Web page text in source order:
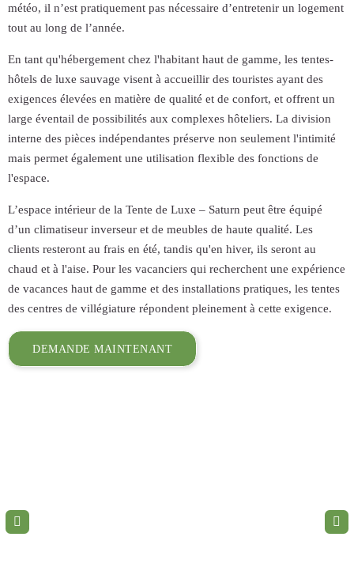
météo, il n’est pratiquement pas nécessaire d’entretenir un logement
tout au long de l’année.
En tant qu'hébergement chez l'habitant haut de gamme, les tentes-
hôtels de luxe sauvage visent à accueillir des touristes ayant des
exigences élevées en matière de qualité et de confort, et offrent un
large éventail de possibilités aux complexes hôteliers. La division
interne des pièces indépendantes préserve non seulement l'intimité
mais permet également une utilisation flexible des fonctions de
l'espace.
L’espace intérieur de la Tente de Luxe – Saturn peut être équipé
d’un climatiseur inverseur et de meubles de haute qualité. Les
clients resteront au frais en été, tandis qu'en hiver, ils seront au
chaud et à l'aise. Pour les vacanciers qui recherchent une expérience
de vacances haut de gamme et des installations pratiques, les tentes
des centres de villégiature répondent pleinement à cette exigence.
DEMANDE MAINTENANT